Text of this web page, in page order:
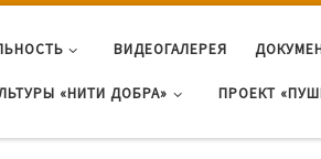
ВИДЕОГАЛЕРЕЯ
«НИТИ ДОБРА» ПРОЕКТ